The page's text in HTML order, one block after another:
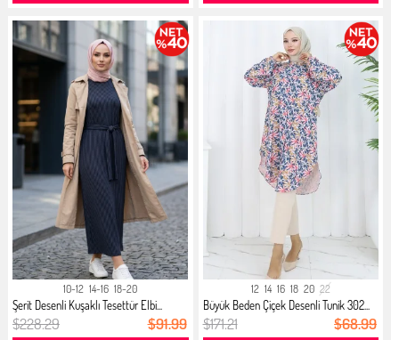
10-12 14-16 18-20
Şerit Desenli Kuşaklı Tesettür Elbi...
$228.29 $91.99
12 14 16 18 20 22
Büyük Beden Çiçek Desenli Tunik 302...
$171.21 $68.99